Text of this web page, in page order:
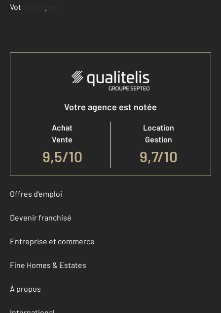
Votre compte :
Accéder à mon compte
Votre agence est notée
Achat
Vente
9,5/10
Location
Gestion
9,7/10
Offres d'emploi
Devenir franchisé
Entreprise et commerce
Fine Homes & Estates
À propos